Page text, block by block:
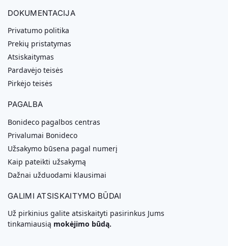
DOKUMENTACIJA
Privatumo politika
Prekių pristatymas
Atsiskaitymas
Pardavėjo teisės
Pirkėjo teisės
PAGALBA
Bonideco pagalbos centras
Privalumai Bonideco
Užsakymo būsena pagal numerį
Kaip pateikti užsakymą
Dažnai užduodami klausimai
GALIMI ATSISKAITYMO BŪDAI
Už pirkinius galite atsiskaityti pasirinkus Jums
tinkamiausią mokėjimo būdą.